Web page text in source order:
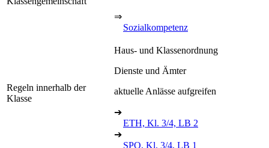
⇒
Sozialkompetenz
Regeln innerhalb der
Klasse
Haus- und Klassenordnung
Dienste und Ämter
aktuelle Anlässe aufgreifen
➔
ETH, Kl. 3/4, LB 2
➔
SPO, Kl. 3/4, LB 1